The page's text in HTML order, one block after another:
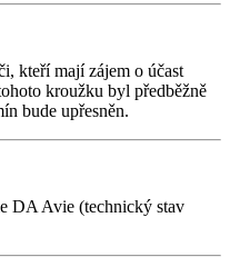
kteří mají zájem o účast
kroužku byl předběžně
bude upřesněn.
DA Avie (technický stav